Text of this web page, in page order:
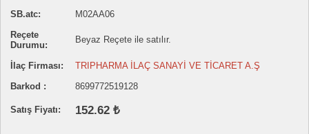
SB.atc:
M02AA06
Reçete
Durumu:
Beyaz Reçete ile satılır.
İlaç Firması:
TRIPHARMA İLAÇ SANAYİ VE TİCARET A.Ş
Barkod :
8699772519128
Satış Fiyatı: 152.62 ₺